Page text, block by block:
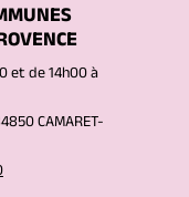
et de 14h00 à
CAMARET-